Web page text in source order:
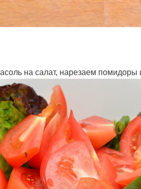
на салат, нарезаем помидоры